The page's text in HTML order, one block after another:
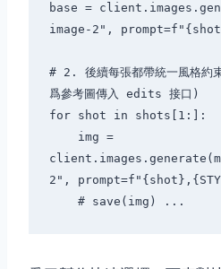
base =
image-2",
# 2. 後續每張都帶統一風格約
爲參考圖傳入 edits 接口)
for shot in shots[1:]:
2",